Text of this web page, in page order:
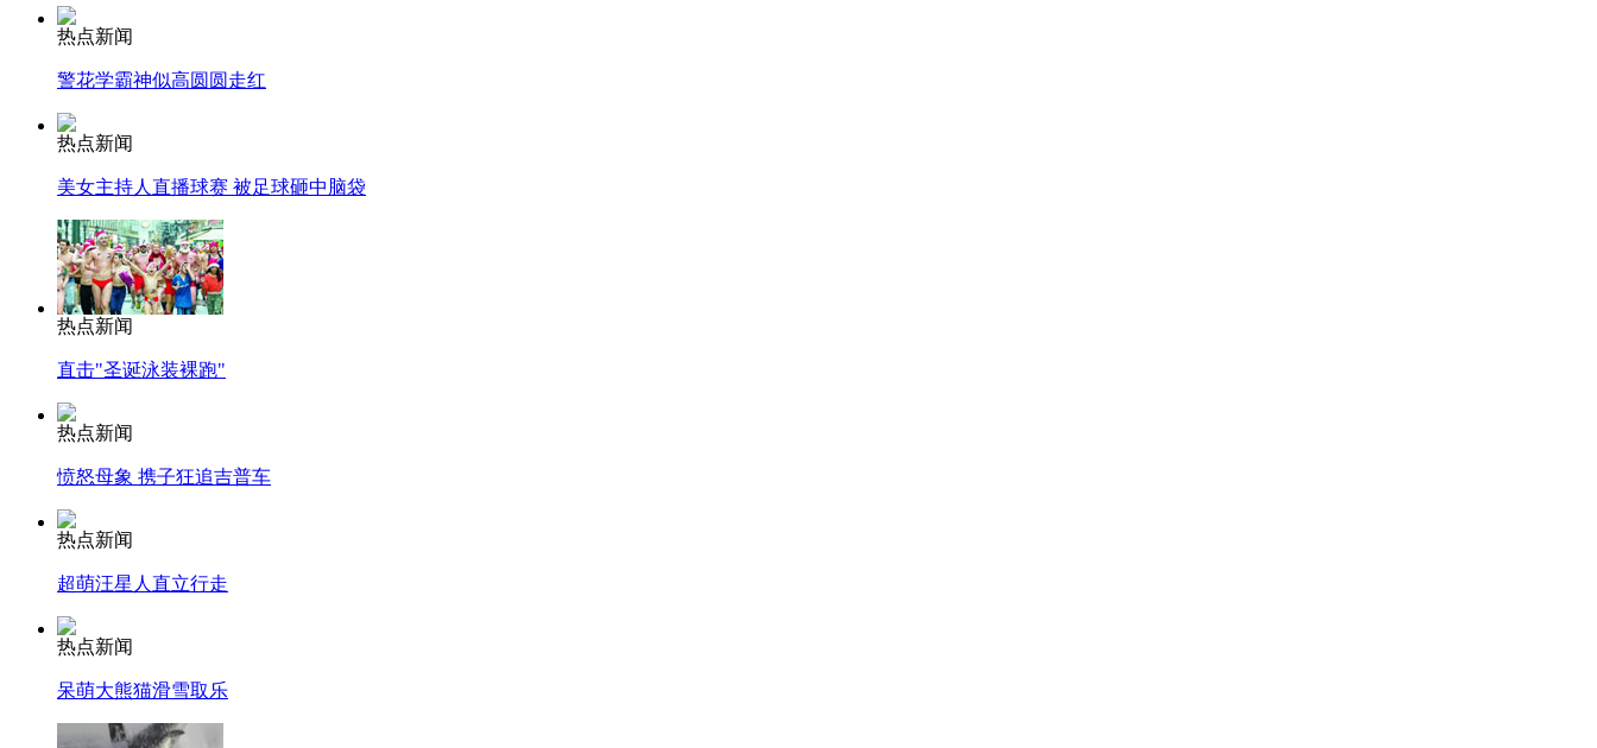
司机酒驾遇交警 急速倒车逃窜
热点新闻
警花学霸神似高圆圆走红
热点新闻
美女主持人直播球赛 被足球砸中脑袋
热点新闻
直击"圣诞泳装裸跑"
热点新闻
愤怒母象 携子狂追吉普车
热点新闻
超萌汪星人直立行走
热点新闻
呆萌大熊猫滑雪取乐